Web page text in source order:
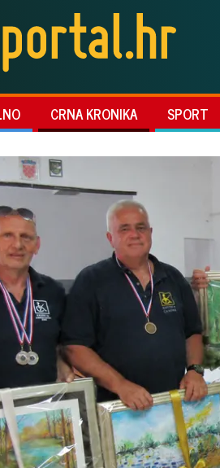
CRNA KRONIKA SPORT